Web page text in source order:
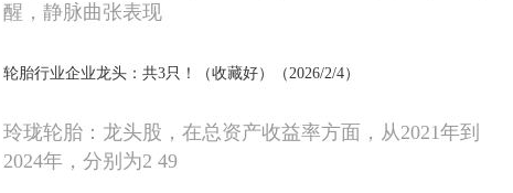
醒，静脉曲张表现
轮胎行业企业龙头：共3只！（收藏好）（2026/2/4）
玲珑轮胎：龙头股，在总资产收益率方面，从2021年到
2024年，分别为2 49